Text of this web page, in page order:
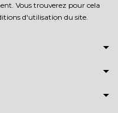
Vous trouverez pour cela
d'utilisation du site.